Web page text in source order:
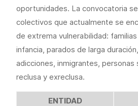
oportunidades. La convocatoria
colectivos que actualmente se
de extrema vulnerabilidad:
infancia, parados de larga
adicciones, inmigrantes, personas
reclusa y exreclusa.
ENTIDAD